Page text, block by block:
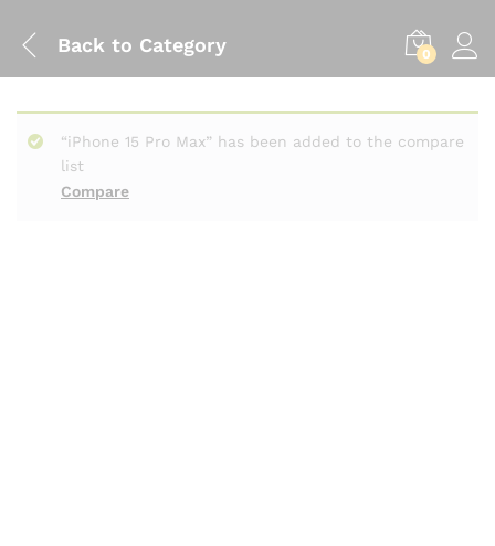
Back to Category 0
Compare
“iPhone 15 Pro Max” has been added to the compare
list